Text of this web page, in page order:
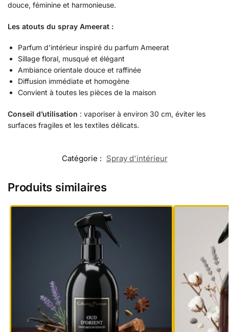
douce, féminine et harmonieuse.
Les atouts du spray Ameerat :
Parfum d’intérieur inspiré du parfum Ameerat
Sillage floral, musqué et élégant
Ambiance orientale douce et raffinée
Diffusion immédiate et homogène
Convient à toutes les pièces de la maison
Conseil d’utilisation : vaporiser à environ 30 cm, éviter les
surfaces fragiles et les textiles délicats.
Catégorie : Spray d'intérieur
Produits similaires